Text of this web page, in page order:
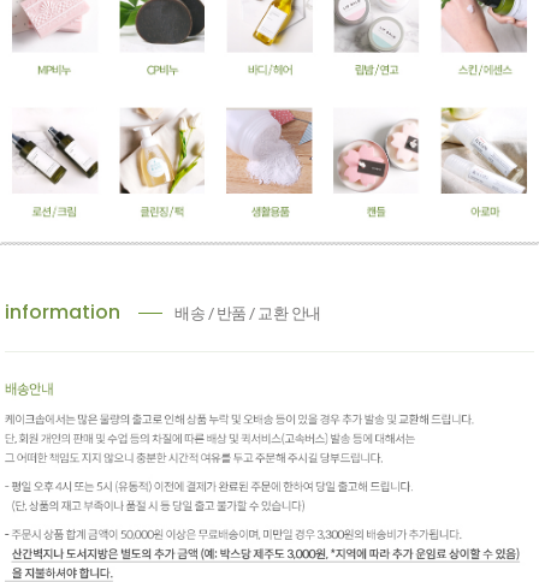
information 배송 / 반품 / 교환 안내